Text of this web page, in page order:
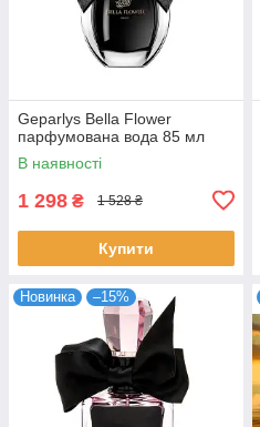
Geparlys Bella Flower
парфумована вода 85 мл
В наявності
1 298 ₴ 1 528 ₴
Купити
Новинка –15%